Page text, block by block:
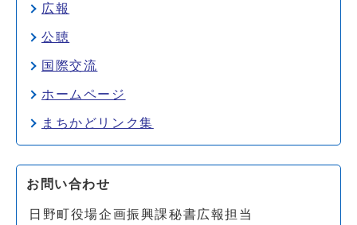
広報
公聴
国際交流
ホームページ
まちかどリンク集
お問い合わせ
日野町役場企画振興課秘書広報担当